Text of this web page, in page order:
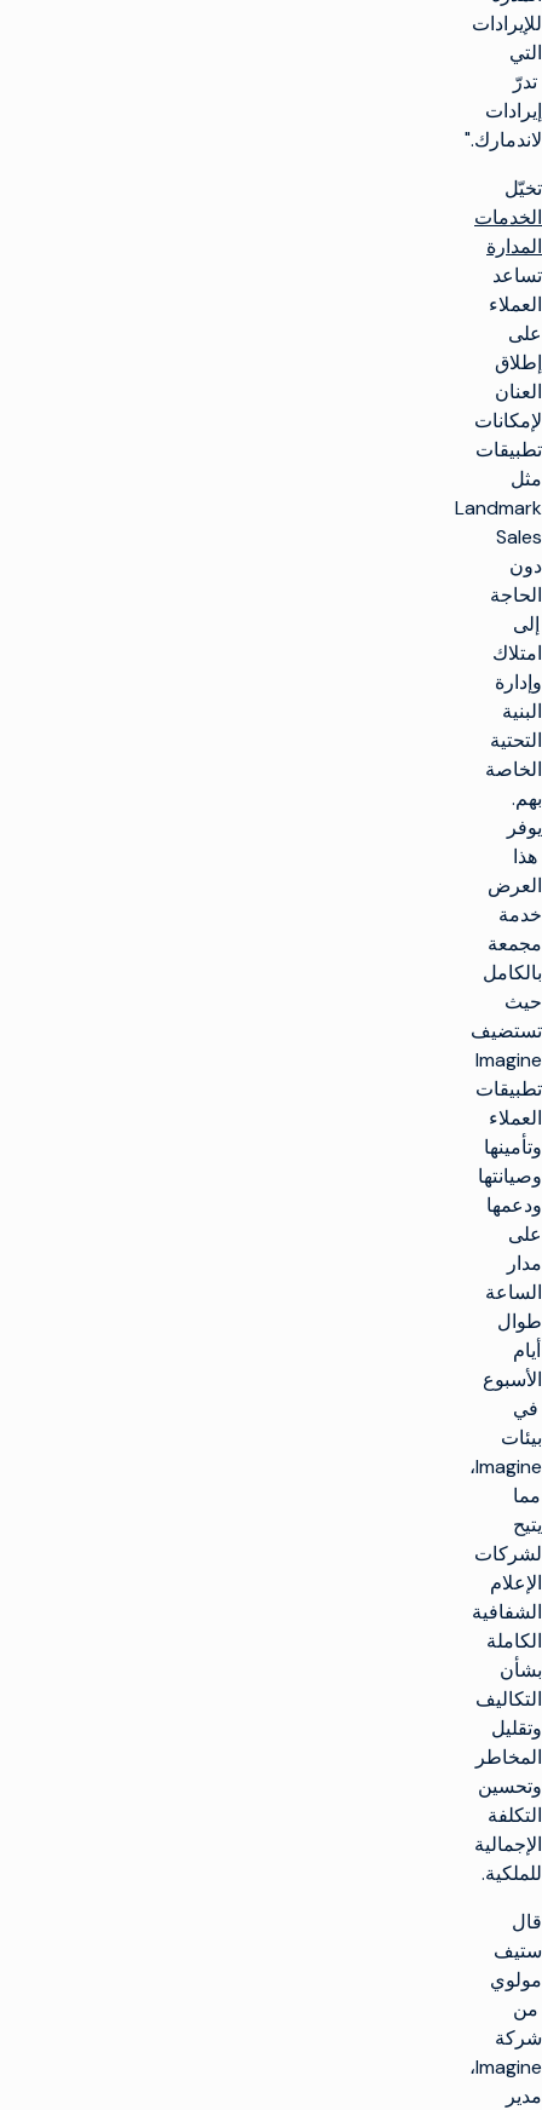
للإيرادات
التي
تدرّ
إيرادات
لاندمارك."
تخيّل
الخدمات
المدارة
تساعد
العملاء
على
إطلاق
العنان
لإمكانات
تطبيقات
مثل
Landmark
Sales
دون
الحاجة
إلى
امتلاك
وإدارة
البنية
التحتية
الخاصة
بهم.
يوفر
هذا
العرض
خدمة
مجمعة
بالكامل
حيث
تستضيف
Imagine
تطبيقات
العملاء
وتأمينها
وصيانتها
ودعمها
على
مدار
الساعة
طوال
أيام
الأسبوع
في
بيئات
Imagine،
مما
يتيح
لشركات
الإعلام
الشفافية
الكاملة
بشأن
التكاليف
وتقليل
المخاطر
وتحسين
التكلفة
الإجمالية
للملكية.
قال
ستيف
مولوي
من
شركة
Imagine،
مدير